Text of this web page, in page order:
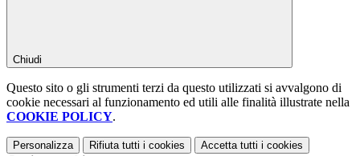
Chiudi
Questo sito o gli strumenti terzi da questo utilizzati si avvalgono di
cookie necessari al funzionamento ed utili alle finalità illustrate nella
COOKIE POLICY.
Personalizza Rifiuta tutti i cookies Accetta tutti i cookies